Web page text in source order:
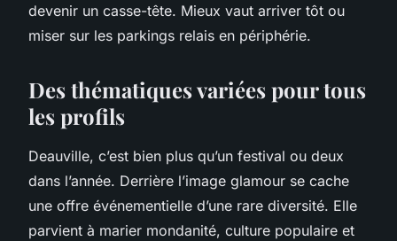
devenir un casse-tête. Mieux vaut arriver tôt ou
miser sur les parkings relais en périphérie.
Des thématiques variées pour tous
les profils
Deauville, c’est bien plus qu’un festival ou deux
dans l’année. Derrière l’image glamour se cache
une offre événementielle d’une rare diversité. Elle
parvient à marier mondanité, culture populaire et